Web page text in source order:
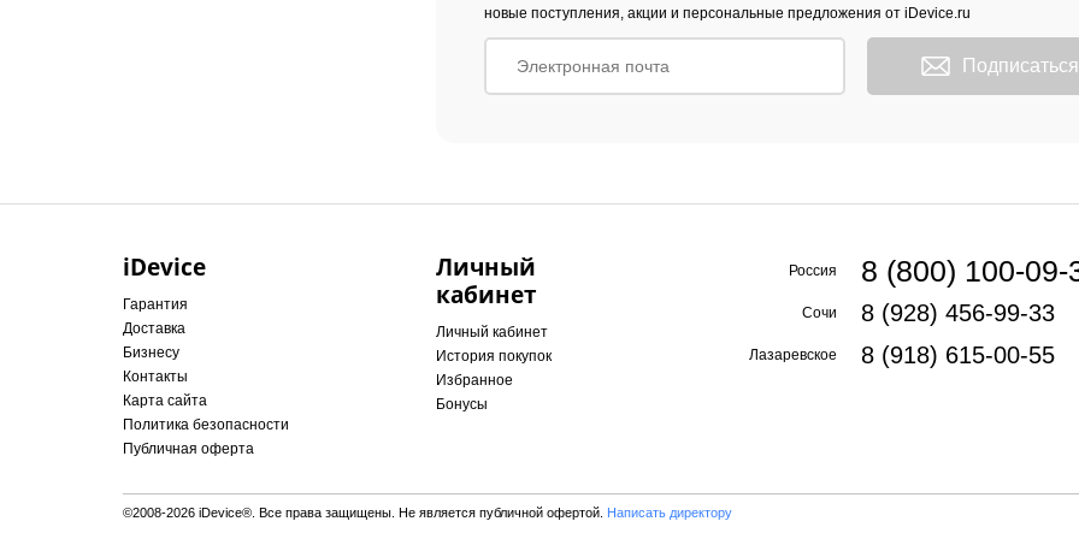
новые поступления, акции и персональные предложения от iDevice.ru
Подписаться
iDevice
Гарантия
Доставка
Бизнесу
Контакты
Карта сайта
Политика безопасности
Публичная оферта
Личный
кабинет
Личный кабинет
История покупок
Избранное
Бонусы
Россия 8 (800) 100-09-
Сочи 8 (928) 456-99-33
Лазаревское 8 (918) 615-00-55
©2008-2026 iDevice®. Все права защищены. Не является публичной офертой. Написать директору